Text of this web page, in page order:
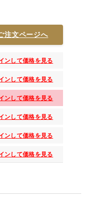
注文ページへ
ンして価格を見る
ンして価格を見る
ンして価格を見る
ンして価格を見る
ンして価格を見る
ンして価格を見る